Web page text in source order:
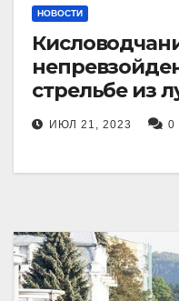
НОВОСТИ
стрельбе из
прославили
ИЮЛ 21, 2023 0